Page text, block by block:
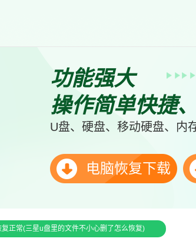
功能强大
操作简单快捷
U盘、硬盘、移动硬盘、内
电脑恢复下载
正常(三星u盘里的文件不小心删了怎么恢复)